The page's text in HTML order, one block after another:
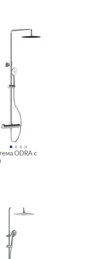
ODRA с